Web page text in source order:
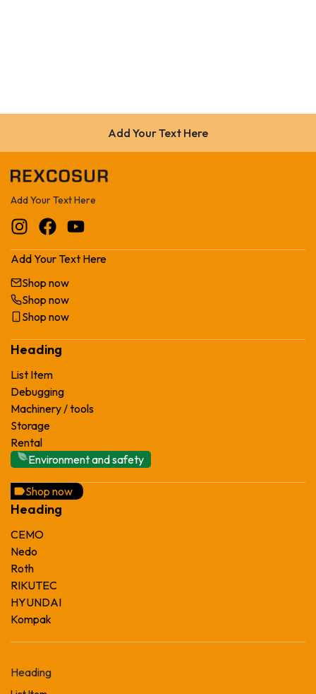
Add Your Text Here
Add Your Text Here
Add Your Text Here
Shop now
Shop now
Shop now
Heading
List Item
Debugging
Machinery / tools
Storage
Rental
Environment and safety
Shop now
Heading
CEMO
Nedo
Roth
RIKUTEC
HYUNDAI
Kompak
Heading